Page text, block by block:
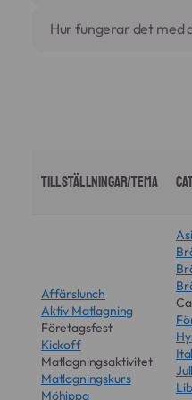
Hur fungerar det med
Tillställningar/Tema
Affärslunch
Aktiv Matlagning
Företagsfest
Kickoff
Matlagningsaktivitet
Matlagningskurs
Möhippa